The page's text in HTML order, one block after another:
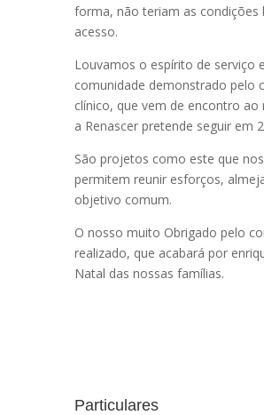
forma, não teriam as condições
acesso.
Louvamos o espírito de serviço
comunidade demonstrado pelo
clínico, que vem de encontro ao
a Renascer pretende seguir em
São projetos como este que nos
permitem reunir esforços,
objetivo comum.
O nosso muito Obrigado pelo
realizado, que acabará por
Natal das nossas famílias.
Particulares